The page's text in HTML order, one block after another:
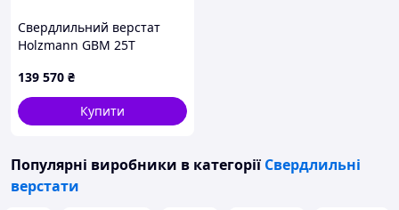
Свердлильний верстат
Holzmann GBM 25T
139 570 ₴
Купити
Популярні виробники в категорії Свердлильні
верстати